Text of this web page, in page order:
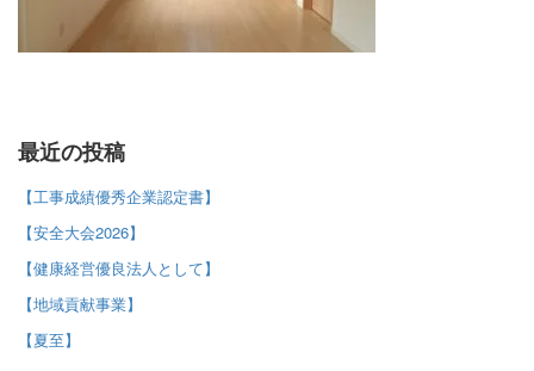
最近の投稿
【工事成績優秀企業認定書】
【安全大会2026】
【健康経営優良法人として】
【地域貢献事業】
【夏至】